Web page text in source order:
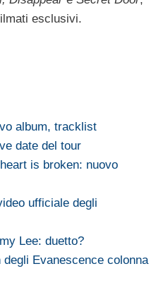
esclusivi.
album, tracklist
date del tour
is broken: nuovo
ufficiale degli
Lee: duetto?
Evanescence colonna